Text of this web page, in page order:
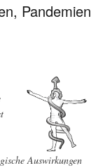
Pandemien
Auswirkungen